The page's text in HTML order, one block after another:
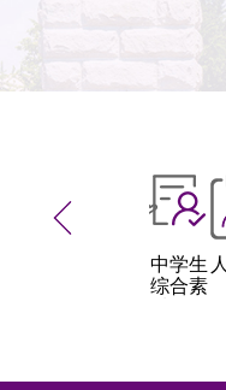
中学生
综合素
人才招
聘